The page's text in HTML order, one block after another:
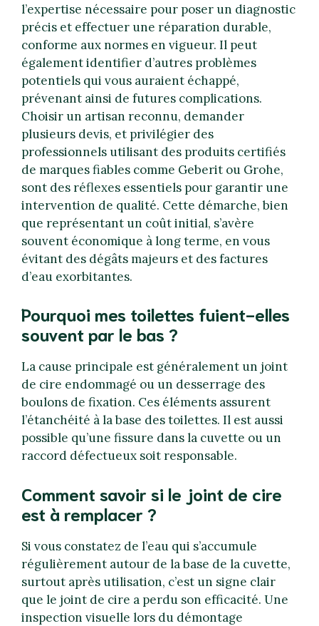
l’expertise nécessaire pour poser un diagnostic
précis et effectuer une réparation durable,
conforme aux normes en vigueur. Il peut
également identifier d’autres problèmes
potentiels qui vous auraient échappé,
prévenant ainsi de futures complications.
Choisir un artisan reconnu, demander
plusieurs devis, et privilégier des
professionnels utilisant des produits certifiés
de marques fiables comme Geberit ou Grohe,
sont des réflexes essentiels pour garantir une
intervention de qualité. Cette démarche, bien
que représentant un coût initial, s’avère
souvent économique à long terme, en vous
évitant des dégâts majeurs et des factures
d’eau exorbitantes.
Pourquoi mes toilettes fuient-elles
souvent par le bas ?
La cause principale est généralement un joint
de cire endommagé ou un desserrage des
boulons de fixation. Ces éléments assurent
l’étanchéité à la base des toilettes. Il est aussi
possible qu’une fissure dans la cuvette ou un
raccord défectueux soit responsable.
Comment savoir si le joint de cire
est à remplacer ?
Si vous constatez de l’eau qui s’accumule
régulièrement autour de la base de la cuvette,
surtout après utilisation, c’est un signe clair
que le joint de cire a perdu son efficacité. Une
inspection visuelle lors du démontage